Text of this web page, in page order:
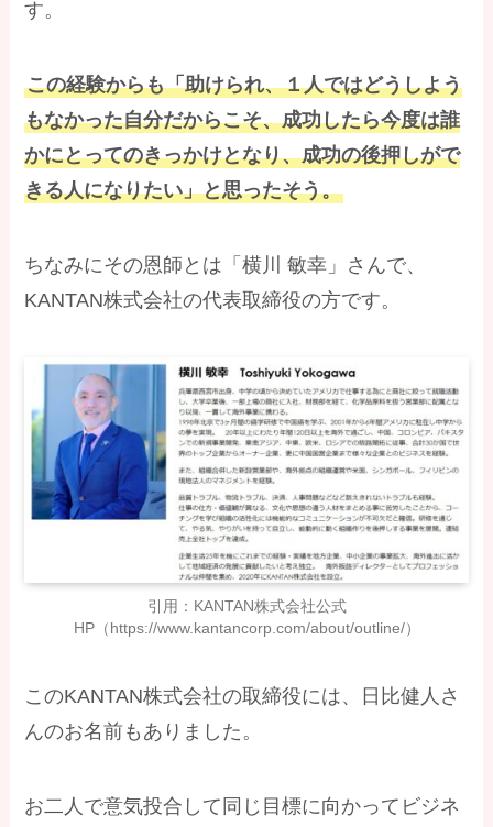
す。
この経験からも「助けられ、１人ではどうしよう
もなかった自分だからこそ、成功したら今度は誰
かにとってのきっかけとなり、成功の後押しがで
きる人になりたい」と思ったそう。
ちなみにその恩師とは「横川 敏幸」さんで、
KANTAN株式会社の代表取締役の方です。
引用：KANTAN株式会社公式
HP（https://www.kantancorp.com/about/outline/）
このKANTAN株式会社の取締役には、日比健人さ
んのお名前もありました。
お二人で意気投合して同じ目標に向かってビジネ